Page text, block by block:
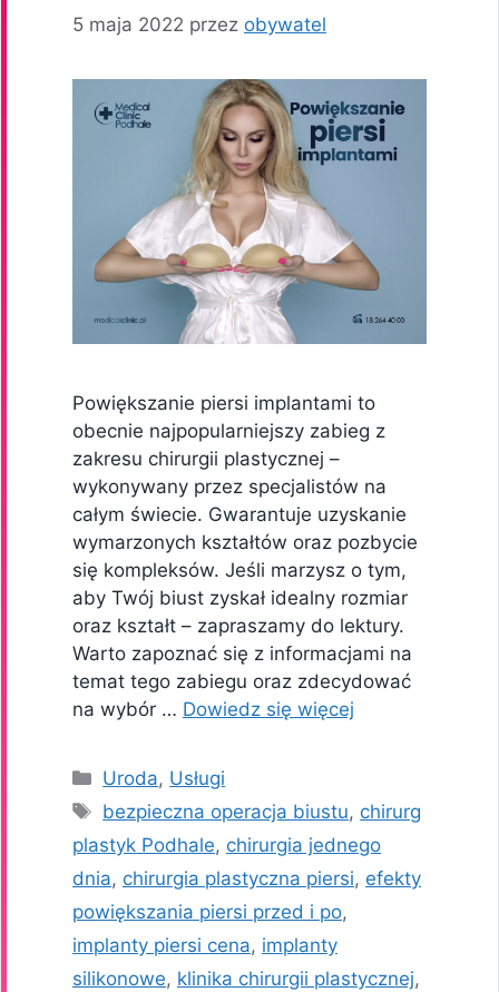
5 maja 2022 przez obywatel
Powiększanie piersi implantami to
obecnie najpopularniejszy zabieg z
zakresu chirurgii plastycznej –
wykonywany przez specjalistów na
całym świecie. Gwarantuje uzyskanie
wymarzonych kształtów oraz pozbycie
się kompleksów. Jeśli marzysz o tym,
aby Twój biust zyskał idealny rozmiar
oraz kształt – zapraszamy do lektury.
Warto zapoznać się z informacjami na
temat tego zabiegu oraz zdecydować
na wybór … Dowiedz się więcej
Kategorie
Uroda, Usługi
Tagi
bezpieczna operacja biustu, chirurg
plastyk Podhale, chirurgia jednego
dnia, chirurgia plastyczna piersi, efekty
powiększania piersi przed i po,
implanty piersi cena, implanty
silikonowe, klinika chirurgii plastycznej,